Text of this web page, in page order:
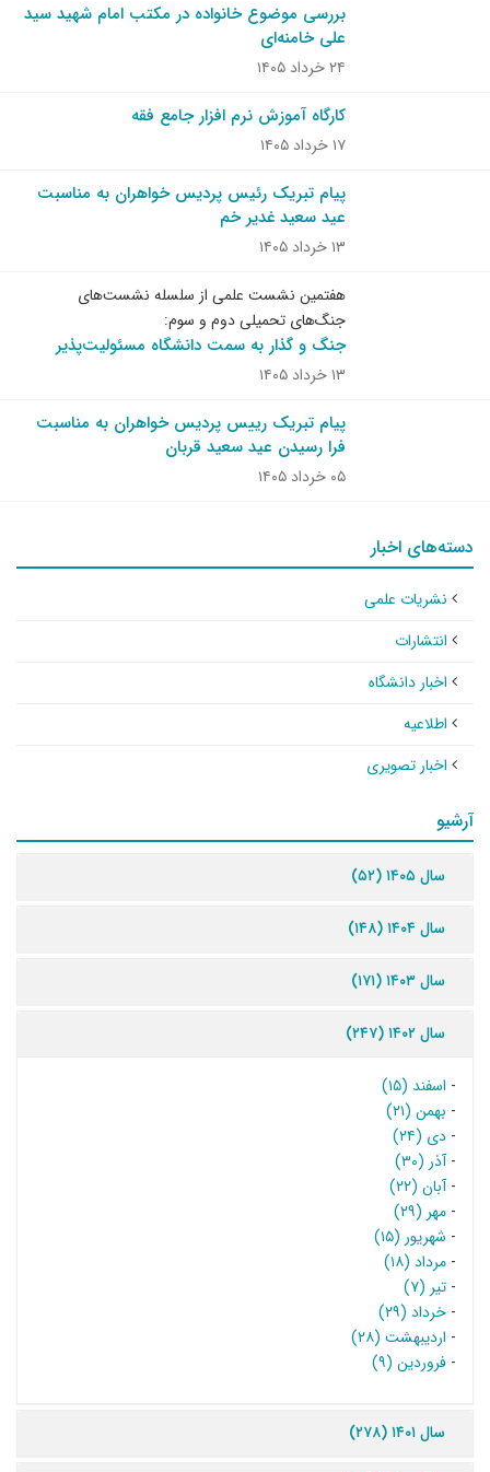
بررسی موضوع خانواده در مکتب امام شهید سید
علی خامنه‌ای
۲۴ خرداد ۱۴۰۵
کارگاه آموزش نرم افزار جامع فقه
۱۷ خرداد ۱۴۰۵
پیام تبریک رئیس پردیس خواهران به مناسبت
عید سعید غدیر خم
۱۳ خرداد ۱۴۰۵
هفتمین نشست علمی از سلسله نشست‌های
جنگ‌های تحمیلی دوم و سوم:
جنگ و گذار به سمت دانشگاه مسئولیت‌پذیر
۱۳ خرداد ۱۴۰۵
پیام تبریک رییس پردیس خواهران به مناسبت
فرا رسیدن عید سعید قربان
۰۵ خرداد ۱۴۰۵
دسته‌های اخبار
نشریات علمی
انتشارات
اخبار دانشگاه
اطلاعیه
اخبار تصویری
آرشیو
سال ۱۴۰۵ (۵۲)
سال ۱۴۰۴ (۱۴۸)
سال ۱۴۰۳ (۱۷۱)
سال ۱۴۰۲ (۲۴۷)
- اسفند (۱۵)
- بهمن (۲۱)
- دی (۲۴)
-آذر (۳۰)
-آبان (۲۲)
- مهر (۲۹)
- شهریور (۱۵)
- مرداد (۱۸)
- تیر (۷)
- خرداد (۲۹)
- اردیبهشت (۲۸)
- فروردین (۹)
سال ۱۴۰۱ (۲۷۸)